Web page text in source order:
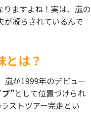
ますよね！実は、嵐の
が凝らされているんで
は？
嵐が1999年のデビュー
”として位置づけられ
ストツアー完走とい